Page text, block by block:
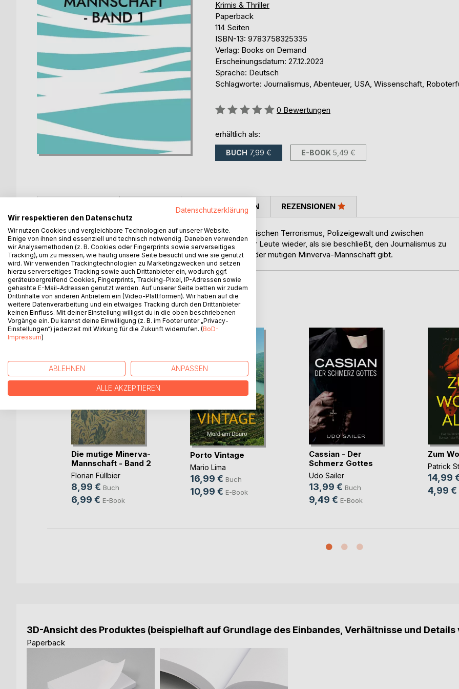
Krimis & Thriller
Paperback
114 Seiten
ISBN-13: 9783758325335
Verlag: Books on Demand
Erscheinungsdatum: 27.12.2023
Sprache: Deutsch
Schlagworte: Journalismus, Abenteuer, USA, Wissenschaft,
Bewertung::
0 Bewertungen
erhältlich als:
BUCH 7,99 € E-BOOK 5,49 €
Zwischen Roboterfußball und Psychiatrieaufenthalten, zwischen Terrorismus, Polizeigewalt und zwischen
menschlichen Beziehungen findet sich eine Gruppe junger Leute wieder, als sie beschließt, den Journalismus zu
revolutionieren und damit den Auftakt zu den Abenteuern der mutigen Minverva-Mannschaft gibt.
PRESSESTIMMEN REZENSIONEN
WEITERE TITEL BEIBoD
Die mutige Minerva-
Mannschaft - Band 2
Florian Füllbier
8,99 € Buch
6,99 € E-Book
Porto Vintage
Mario Lima
16,99 € Buch
10,99 € E-Book
Cassian - Der
Schmerz Gottes
Udo Sailer
13,99 € Buch
9,49 € E-Book
Zum
Patrick
14,99
4,99 €
3D-Ansicht des Produktes (beispielhaft auf Grundlage des Einbandes, Verhältnisse und
Paperback
Datenschutzerklärung
Wir respektieren den Datenschutz
Wir nutzen Cookies und vergleichbare Technologien auf unserer Website.
Einige von ihnen sind essenziell und technisch notwendig. Daneben verwenden
wir Analysemethoden (z. B. Cookies oder Fingerprints sowie serverseitiges
Tracking), um zu messen, wie häufig unsere Seite besucht und wie sie genutzt
wird. Wir verwenden Trackingtechnologien zu Marketingzwecken und setzen
hierzu serverseitiges Tracking sowie auch Drittanbieter ein, wodurch ggf.
geräteübergreifend Cookies, Fingerprints, Tracking-Pixel, IP-Adressen sowie
gehashte E-Mail-Adressen genutzt werden. Auf unserer Seite betten wir zudem
Drittinhalte von anderen Anbietern ein (Video-Plattformen). Wir haben auf die
weitere Datenverarbeitung und ein etwaiges Tracking durch den Drittanbieter
keinen Einfluss. Mit deiner Einstellung willigst du in die oben beschriebenen
Vorgänge ein. Du kannst deine Einwilligung (z. B. im Footer unter „Privacy-
Einstellungen“) jederzeit mit Wirkung für die Zukunft widerrufen. (BoD-
Impressum)
ABLEHNEN ANPASSEN
ALLE AKZEPTIEREN